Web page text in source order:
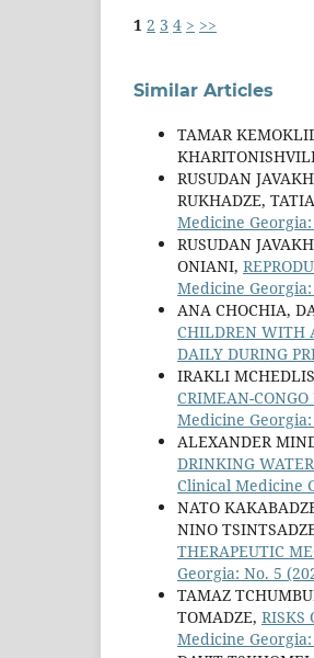
1 2 3 4 > >>
Similar Articles
TAMAR
RUSUDAN
RUKHADZE,
Medicine
RUSUDAN
ONIANI,
Medicine
ANA CHOCHIA,
CHILDREN WITH
DAILY DURING
IRAKLI
CRIMEAN-
Medicine
ALEXANDER
DRINKING
Clinical Medicine
NATO
NINO
THERAPEUTIC
Georgia: No. 5
TAMAZ
TOMADZE, RISKS
Medicine